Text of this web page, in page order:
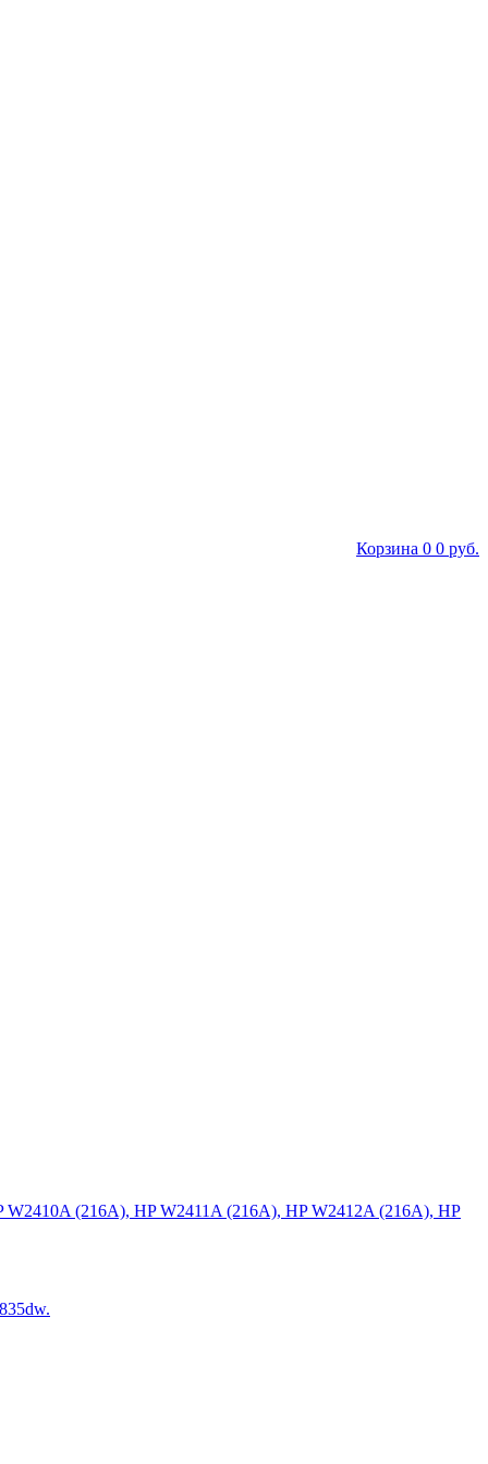
Корзина 0 0 руб.
(216A), HP W2411A (216A), HP W2412A (216A), HP